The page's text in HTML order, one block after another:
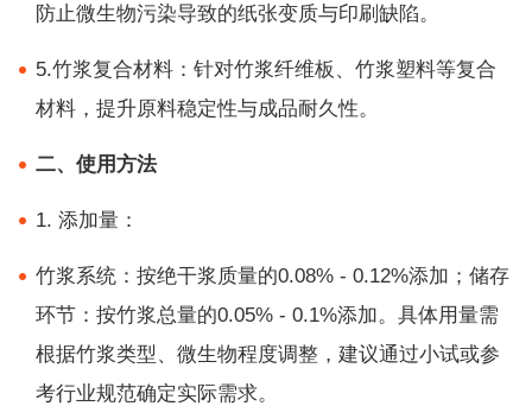
防止微生物污染导致的纸张变质与印刷缺陷。
5.竹浆复合材料：针对竹浆纤维板、竹浆塑料等复合
材料，提升原料稳定性与成品耐久性。
二、使用方法
1. 添加量：
竹浆系统：按绝干浆质量的0.08% - 0.12%添加；储存
环节：按竹浆总量的0.05% - 0.1%添加。具体用量需
根据竹浆类型、微生物程度调整，建议通过小试或参
考行业规范确定实际需求。